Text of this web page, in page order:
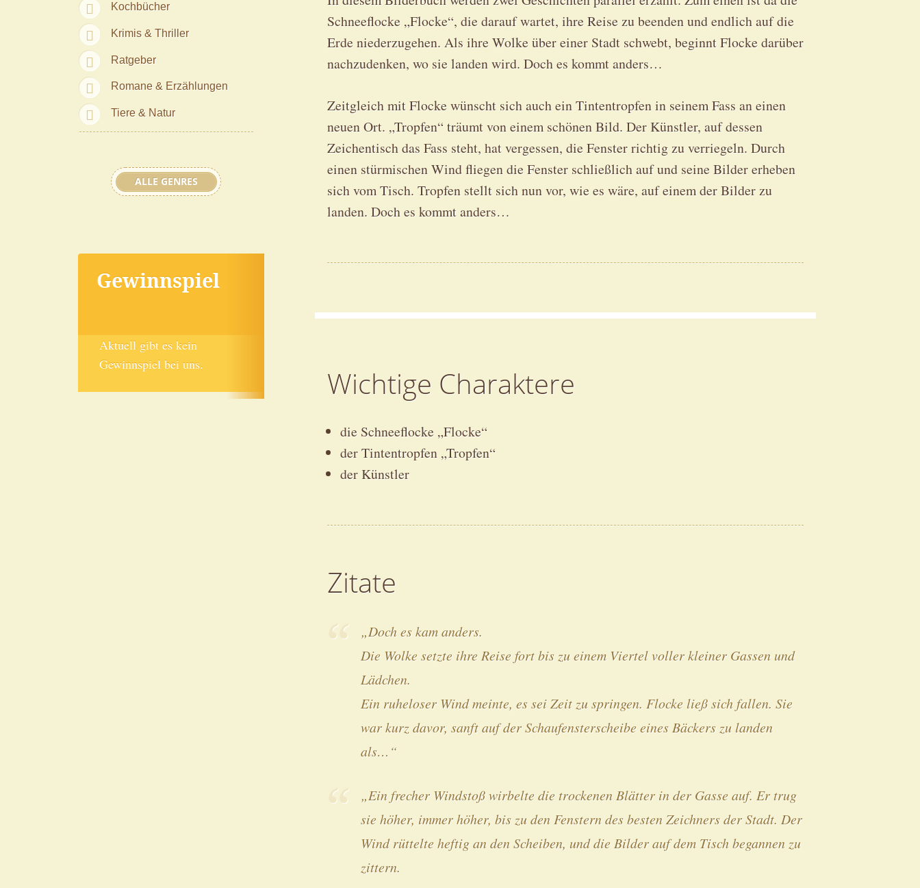
Kochbücher
Krimis & Thriller
Ratgeber
Romane & Erzählungen
Tiere & Natur
ALLE GENRES
Gewinnspiel
Aktuell gibt es kein
Gewinnspiel bei uns.
Schneeflocke „Flocke“, die darauf wartet, ihre Reise zu beenden und endlich auf die
Erde niederzugehen. Als ihre Wolke über einer Stadt schwebt, beginnt Flocke darüber
nachzudenken, wo sie landen wird. Doch es kommt anders…
Zeitgleich mit Flocke wünscht sich auch ein Tintentropfen in seinem Fass an einen
neuen Ort. „Tropfen“ träumt von einem schönen Bild. Der Künstler, auf dessen
Zeichentisch das Fass steht, hat vergessen, die Fenster richtig zu verriegeln. Durch
einen stürmischen Wind fliegen die Fenster schließlich auf und seine Bilder erheben
sich vom Tisch. Tropfen stellt sich nun vor, wie es wäre, auf einem der Bilder zu
landen. Doch es kommt anders…
Wichtige Charaktere
die Schneeflocke „Flocke“
der Tintentropfen „Tropfen“
der Künstler
Zitate
„Doch es kam anders.
Die Wolke setzte ihre Reise fort bis zu einem Viertel voller kleiner Gassen und
Lädchen.
Ein ruheloser Wind meinte, es sei Zeit zu springen. Flocke ließ sich fallen. Sie
war kurz davor, sanft auf der Schaufensterscheibe eines Bäckers zu landen
als…“
„Ein frecher Windstoß wirbelte die trockenen Blätter in der Gasse auf. Er trug
sie höher, immer höher, bis zu den Fenstern des besten Zeichners der Stadt. Der
Wind rüttelte heftig an den Scheiben, und die Bilder auf dem Tisch begannen zu
zittern.